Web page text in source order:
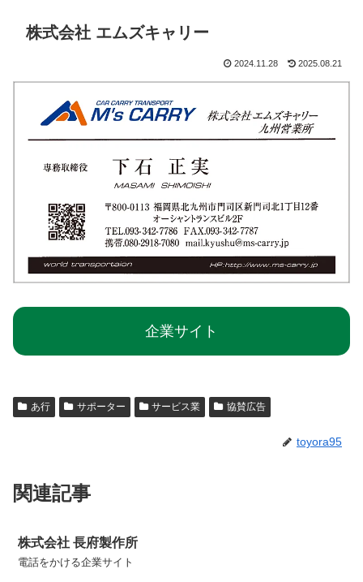
株式会社 エムズキャリー
2024.11.28 2025.08.21
企業サイト
あ行 サポーター サービス業 協賛広告
toyora95
関連記事
株式会社 長府製作所
電話をかける企業サイト